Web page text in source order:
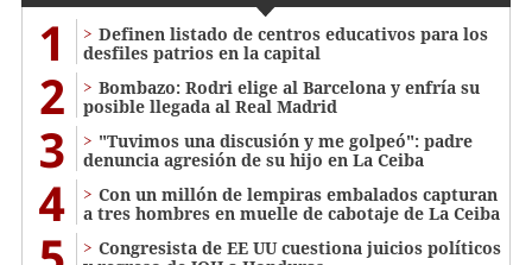
1
Definen listado de centros educativos para los
desfiles patrios en la capital
2
Bombazo: Rodri elige al Barcelona y enfría su
posible llegada al Real Madrid
3
"Tuvimos una discusión y me golpeó": padre
denuncia agresión de su hijo en La Ceiba
4
Con un millón de lempiras embalados capturan
a tres hombres en muelle de cabotaje de La Ceiba
Congresista de EE UU cuestiona juicios políticos